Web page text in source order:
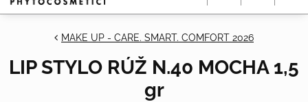
MAKE UP - CARE. SMART. COMFORT 2026
LIP STYLO RÚŽ N.40 MOCHA 1,5
gr